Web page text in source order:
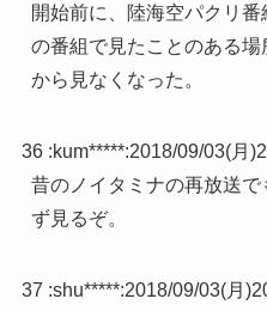
開始前に、陸海空パクリ
の番組で見たことのある
から見なくなった。
36 :kum*****:2018/09/03(月
昔のノイタミナの再放送で
ず見るぞ。
37 :shu*****:2018/09/03(月